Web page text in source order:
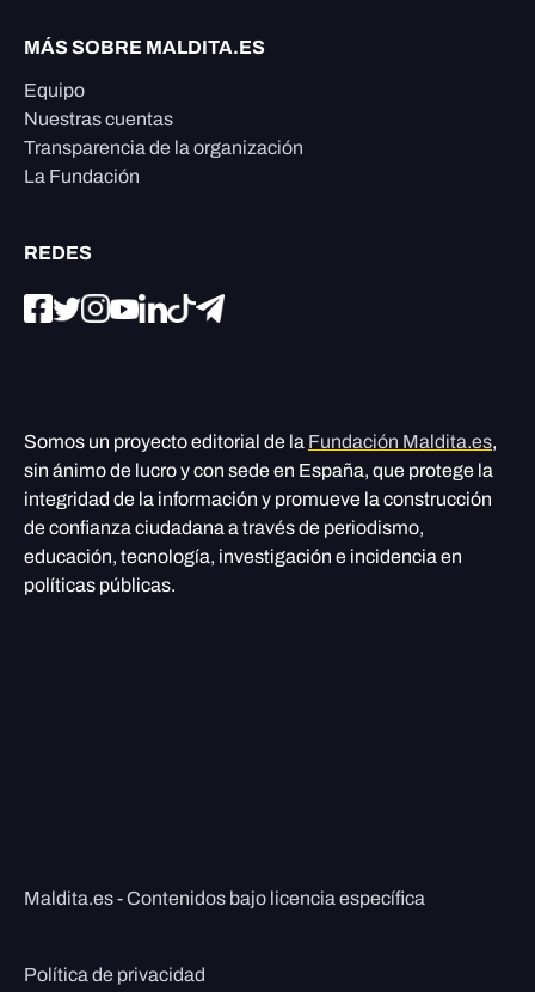
MÁS SOBRE MALDITA.ES
Equipo
Nuestras cuentas
Transparencia de la organización
La Fundación
REDES
Somos un proyecto editorial de la Fundación Maldita.es,
sin ánimo de lucro y con sede en España, que protege la
integridad de la información y promueve la construcción
de confianza ciudadana a través de periodismo,
educación, tecnología, investigación e incidencia en
políticas públicas.
Maldita.es - Contenidos bajo licencia específica
Política de privacidad